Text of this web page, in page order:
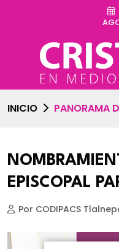
INICIO PANORAMA
EPISCOPAL
Por CODIPACS